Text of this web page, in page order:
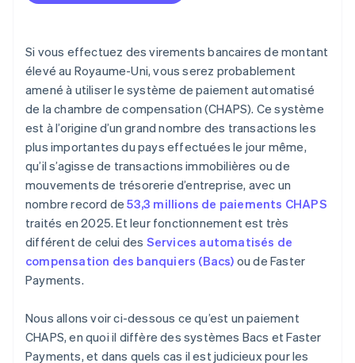
Si vous effectuez des virements bancaires de montant
élevé au Royaume-Uni, vous serez probablement
amené à utiliser le système de paiement automatisé
de la chambre de compensation (CHAPS). Ce système
est à l’origine d’un grand nombre des transactions les
plus importantes du pays effectuées le jour même,
qu’il s’agisse de transactions immobilières ou de
mouvements de trésorerie d’entreprise, avec un
nombre record de53,3 millions de paiements CHAPS
traités en 2025. Et leur fonctionnement est très
différent de celui des Services automatisés de
compensation des banquiers (Bacs) ou de Faster
Payments.
Nous allons voir ci-dessous ce qu’est un paiement
CHAPS, en quoi il diffère des systèmes Bacs et Faster
Payments, et dans quels cas il est judicieux pour les